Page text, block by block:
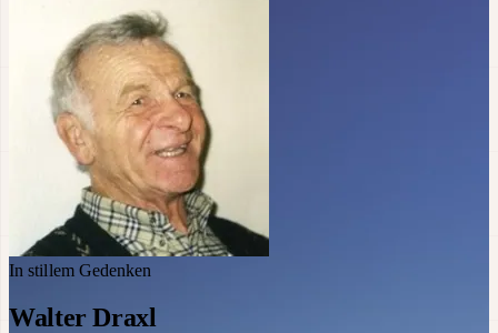
In stillem Gedenken
Walter Draxl